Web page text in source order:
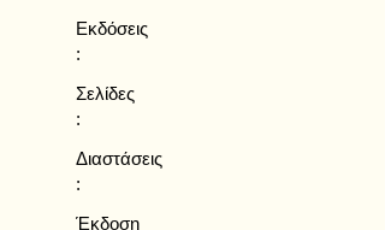
Εκδόσεις
:
Σελίδες
:
Διαστάσεις
:
Έκδοση